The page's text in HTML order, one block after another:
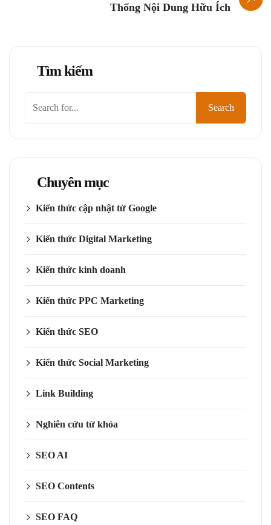
Thống Nội Dung Hữu Ích
Tìm kiếm
Search
Chuyên mục
Kiến thức cập nhật từ Google
Kiến thức Digital Marketing
Kiến thức kinh doanh
Kiến thức PPC Marketing
Kiến thức SEO
Kiến thức Social Marketing
Link Building
Nghiên cứu từ khóa
SEO AI
SEO Contents
SEO FAQ